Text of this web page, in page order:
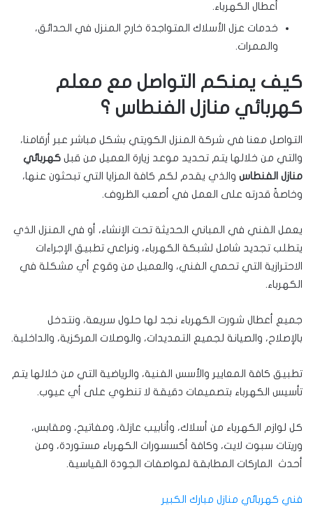
أعطال الكهرباء.
خدمات عزل الأسلاك المتواجدة خارج المنزل في الحدائق،
والممرات.
كيف يمنكم التواصل مع معلم
كهربائي منازل الفنطاس ؟
التواصل معنا في شركة المنزل الكويتي بشكل مباشر عبر أرقامنا،
والتي من خلالها يتم تحديد موعد زيارة العميل من قبل كهربائي
منازل الفنطاس والذي يقدم لكم كافة المزايا التي تبحثون عنها،
وخاصةً قدرته على العمل في أصعب الظروف.
يعمل الفني في المباني الحديثة تحت الإنشاء، أو في المنزل الذي
يتطلب تجديد شامل لشبكة الكهرباء، ونراعي تطبيق الإجراءات
الاحترازية التي تحمي الفني، والعميل من وقوع أي مشكلة في
الكهرباء.
جميع أعطال شورت الكهرباء نجد لها حلول سريعة، ونتدخل
بالإصلاح، والصيانة لجميع التمديدات، والوصلات المركزية، والداخلية.
تطبيق كافة المعايير والأسس الفنية، والرياضية التي من خلالها يتم
تأسيس الكهرباء بتصميمات دقيقة لا تنطوي على أي عيوب.
كل لوازم الكهرباء من أسلاك، وأنابيب عازلة، ومفاتيح، ومقابس،
وريتات سبوت لايت، وكافة أكسسورات الكهرباء مستوردة، ومن
أحدث الماركات المطابقة لمواصفات الجودة القياسية.
فني كهربائي منازل مبارك الكبير